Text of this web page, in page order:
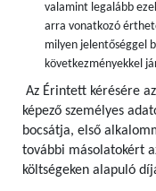
valamint legalább
arra vonatkozó
milyen jelentőséggel
következményekkel
Az Érintett kérésére
képező személyes
bocsátja, első
további másolatokért
költségeken alapuló